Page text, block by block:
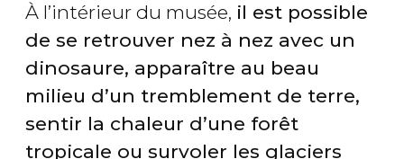
À l’intérieur du musée, il est possible
de se retrouver nez à nez avec un
dinosaure, apparaître au beau
milieu d’un tremblement de terre,
sentir la chaleur d’une forêt
tropicale ou survoler les glaciers